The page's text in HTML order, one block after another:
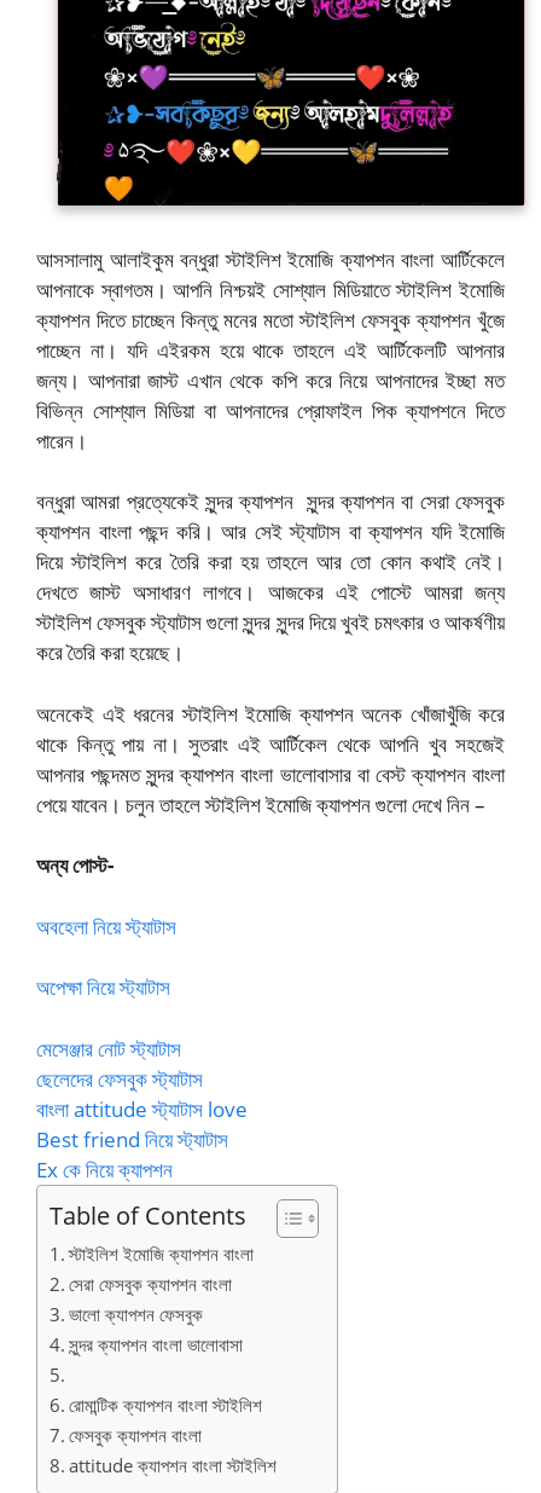
আসসালামু আলাইকুম বন্ধুরা স্টাইলিশ ইমোজি ক্যাপশন বাংলা আর্টিকেলে
আপনাকে স্বাগতম। আপনি নিশ্চয়ই সোশ্যাল মিডিয়াতে স্টাইলিশ ইমোজি
ক্যাপশন দিতে চাচ্ছেন কিন্তু মনের মতো স্টাইলিশ ফেসবুক ক্যাপশন খুঁজে
পাচ্ছেন না। যদি এইরকম হয়ে থাকে তাহলে এই আর্টিকেলটি আপনার
জন্য। আপনারা জাস্ট এখান থেকে কপি করে নিয়ে আপনাদের ইচ্ছা মত
বিভিন্ন সোশ্যাল মিডিয়া বা আপনাদের প্রোফাইল পিক ক্যাপশনে দিতে
পারেন।
বন্ধুরা আমরা প্রত্যেকেই সুন্দর ক্যাপশন সুন্দর ক্যাপশন বা সেরা ফেসবুক
ক্যাপশন বাংলা পছন্দ করি। আর সেই স্ট্যাটাস বা ক্যাপশন যদি ইমোজি
দিয়ে স্টাইলিশ করে তৈরি করা হয় তাহলে আর তো কোন কথাই নেই।
দেখতে জাস্ট অসাধারণ লাগবে। আজকের এই পোস্টে আমরা জন্য
স্টাইলিশ ফেসবুক স্ট্যাটাস গুলো সুন্দর সুন্দর দিয়ে খুবই চমৎকার ও আকর্ষণীয়
করে তৈরি করা হয়েছে।
অনেকেই এই ধরনের স্টাইলিশ ইমোজি ক্যাপশন অনেক খোঁজাখুঁজি করে
থাকে কিন্তু পায় না। সুতরাং এই আর্টিকেল থেকে আপনি খুব সহজেই
আপনার পছন্দমত সুন্দর ক্যাপশন বাংলা ভালোবাসার বা বেস্ট ক্যাপশন বাংলা
পেয়ে যাবেন। চলুন তাহলে স্টাইলিশ ইমোজি ক্যাপশন গুলো দেখে নিন –
অন্য পোস্ট-
অবহেলা নিয়ে স্ট্যাটাস
অপেক্ষা নিয়ে স্ট্যাটাস
মেসেঞ্জার নোট স্ট্যাটাস
ছেলেদের ফেসবুক স্ট্যাটাস
বাংলা attitude স্ট্যাটাস love
Best friend নিয়ে স্ট্যাটাস
Ex কে নিয়ে ক্যাপশন
Table of Contents
স্টাইলিশ ইমোজি ক্যাপশন বাংলা
সেরা ফেসবুক ক্যাপশন বাংলা
ভালো ক্যাপশন ফেসবুক
সুন্দর ক্যাপশন বাংলা ভালোবাসা
রোমান্টিক ক্যাপশন বাংলা স্টাইলিশ
ফেসবুক ক্যাপশন বাংলা
attitude ক্যাপশন বাংলা স্টাইলিশ